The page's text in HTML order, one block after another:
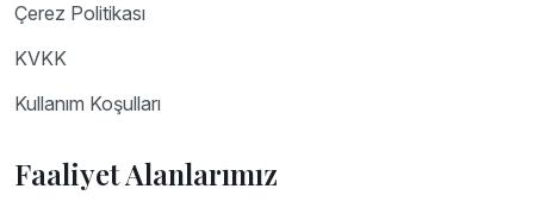
Çerez Politikası
KVKK
Kullanım Koşulları
Faaliyet Alanlarımız